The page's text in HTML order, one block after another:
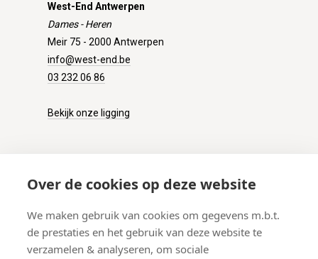
Over de cookies op deze website
We maken gebruik van cookies om gegevens m.b.t.
de prestaties en het gebruik van deze website te
verzamelen & analyseren, om sociale
West-End Antwerpen
Dames - Heren
Meir 75 - 2000 Antwerpen
info@west-end.be
03 232 06 86
Bekijk onze ligging
Verzenden
Retourneren
Betalen